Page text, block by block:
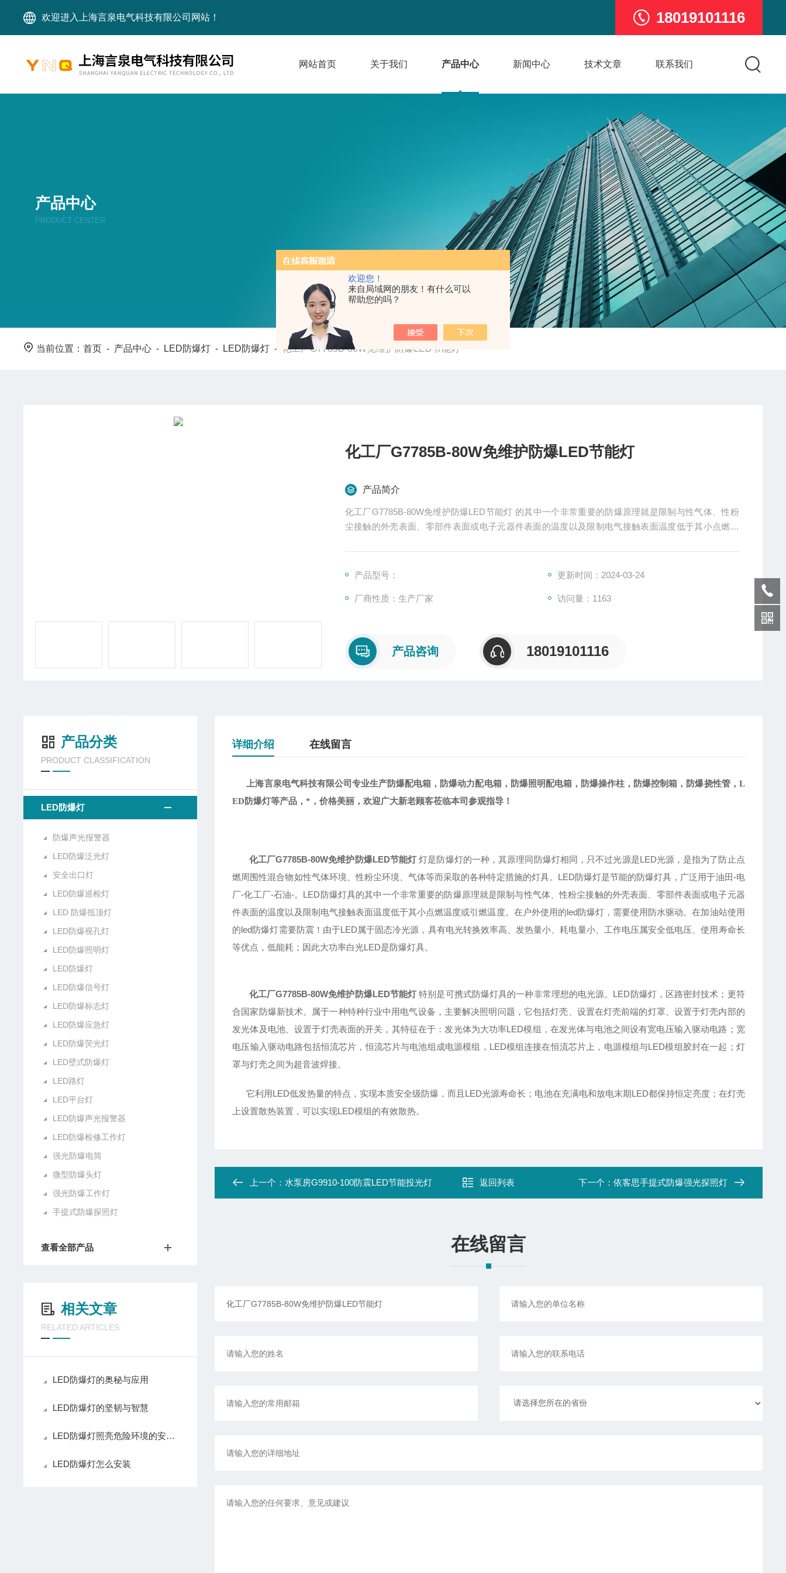
欢迎您！
来自局域网的朋友！有什么可以
帮助您的吗？
欢迎进入上海言泉电气科技有限公司网站！ 18019101116
网站首页 关于我们 产品中心 新闻中心 技术文章 联系我们
产品中心
PRODUCT CENTER
当前位置：首页 - 产品中心 - LED防爆灯 - LED防爆灯 - 化工厂G7785B-80W免维护防爆LED节能灯
化工厂G7785B-80W免维护防爆LED节能灯
产品简介
化工厂G7785B-80W免维护防爆LED节能灯 的其中一个非常重要的防爆原理就是限制与性气体、性粉
尘接触的外壳表面、零部件表面或电子元器件表面的温度以及限制电气接触表面温度低于其小点燃温
产品型号： 更新时间：2024-03-24
厂商性质：生产厂家 访问量：1163
产品咨询 18019101116
产品分类
PRODUCT CLASSIFICATION
LED防爆灯
防爆声光报警器
LED防爆泛光灯
安全出口灯
LED防爆巡检灯
LED 防爆抵顶灯
LED防爆视孔灯
LED防爆照明灯
LED防爆灯
LED防爆信号灯
LED防爆标志灯
LED防爆应急灯
LED防爆荧光灯
LED壁式防爆灯
LED路灯
LED平台灯
LED防爆声光报警器
LED防爆检修工作灯
强光防爆电筒
微型防爆头灯
强光防爆工作灯
手提式防爆探照灯
查看全部产品
相关文章
RELATED ARTICLES
LED防爆灯的奥秘与应用
LED防爆灯的坚韧与智慧
LED防爆灯照亮危险环境的安全之光
LED防爆灯怎么安装
详细介绍 在线留言
上海言泉电气科技有限公司专业生产防爆配电箱，防爆动力配电箱，防爆照明配电箱，防爆操作柱，防爆控制箱，防爆挠性管， L
ED防爆灯等产品，*，价格美丽，欢迎广大新老顾客莅临本司参观指导！
化工厂G7785B-80W免维护防爆LED节能灯灯是防爆灯的一种，其原理同防爆灯相同，只不过光源是LED光源，是指为了防止点
燃周围性混合物如性气体环境、性粉尘环境、气体等而采取的各种特定措施的灯具。LED防爆灯是节能的防爆灯具，广泛用于油田-电
厂-化工厂-石油-。LED防爆灯具的其中一个非常重要的防爆原理就是限制与性气体、性粉尘接触的外壳表面、零部件表面或电子元器
件表面的温度以及限制电气接触表面温度低于其小点燃温度或引燃温度。在户外使用的led防爆灯，需要使用防水驱动。在加油站使用
的led防爆灯需要防震！由于LED属于固态冷光源，具有电光转换效率高、发热量小、耗电量小、工作电压属安全低电压、使用寿命长
等优点，低能耗；因此大功率白光LED是防爆灯具。
化工厂G7785B-80W免维护防爆LED节能灯特别是可携式防爆灯具的一种非常理想的电光源。LED防爆灯，区路密封技术；更符
合国家防爆新技术。属于一种特种行业中用电气设备，主要解决照明问题，它包括灯壳、设置在灯壳前端的灯罩、设置于灯壳内部的
发光体及电池、设置于灯壳表面的开关，其特征在于：发光体为大功率LED模组，在发光体与电池之间设有宽电压输入驱动电路；宽
电压输入驱动电路包括恒流芯片，恒流芯片与电池组成电源模组，LED模组连接在恒流芯片上，电源模组与LED模组胶封在一起；灯
罩与灯壳之间为超音波焊接。
它利用LED低发热量的特点，实现本质安全级防爆，而且LED光源寿命长；电池在充满电和放电末期LED都保持恒定亮度；在灯壳
上设置散热装置，可以实现LED模组的有效散热。
上一个： 水泵房G9910-100防震LED节能投光灯 返回列表 下一个： 依客思手提式防爆强光探照灯
在线留言